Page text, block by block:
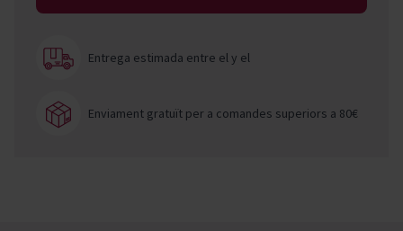
Entrega estimada entre ely el
Enviament gratuït per a comandes superiors a 80€